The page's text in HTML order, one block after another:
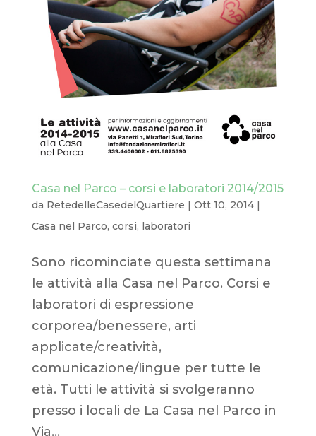
Casa nel Parco – corsi e laboratori 2014/2015
da RetedelleCasedelQuartiere | Ott 10, 2014|
Casa nel Parco, corsi, laboratori
Sono ricominciate questa settimana
le attività alla Casa nel Parco. Corsi e
laboratori di espressione
corporea/benessere, arti
applicate/creatività,
comunicazione/lingue per tutte le
età. Tutti le attività si svolgeranno
presso i locali de La Casa nel Parco in
Via...